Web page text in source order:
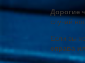
Дорогие
случай
Если вы
справа